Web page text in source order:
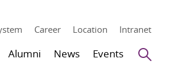
Career Location Intranet
Alumni News Events